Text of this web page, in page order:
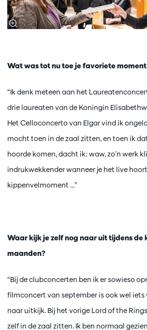
Wat was tot nu toe je favoriete
“Ik denk meteen aan het
drie laureaten van de Koningin
Het Celloconcerto van Elgar vind ik
mocht toen in de zaal zitten, en toen ik
hoorde komen, dacht ik: waw, zo’n werk
indrukwekkender wanneer je het live
kippenvelmoment …”
Waar kijk je zelf nog naar uit tijdens de
maanden?
“Bij de clubconcerten ben ik er sowieso
filmconcert van september is ook wel iets
naar uitkijk. Bij het vorige Lord of the
zelf in de zaal zitten. Ik ben normaal